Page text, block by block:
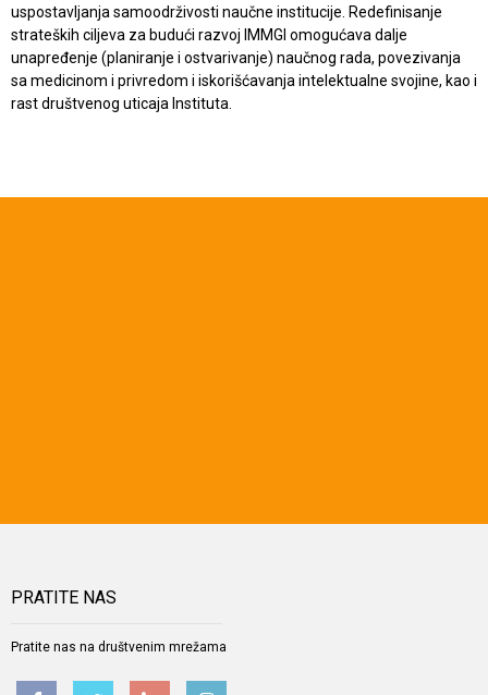
uspostavljanja samoodrživosti naučne institucije. Redefinisanje
strateških ciljeva za budući razvoj IMMGI omogućava dalje
unapređenje (planiranje i ostvarivanje) naučnog rada, povezivanja
sa medicinom i privredom i iskorišćavanja intelektualne svojine, kao i
rast društvenog uticaja Instituta.
PRATITE NAS
Pratite nas na društvenim mrežama